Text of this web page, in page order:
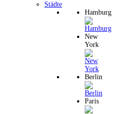
Städte
Hamburg
New
York
Berlin
Paris